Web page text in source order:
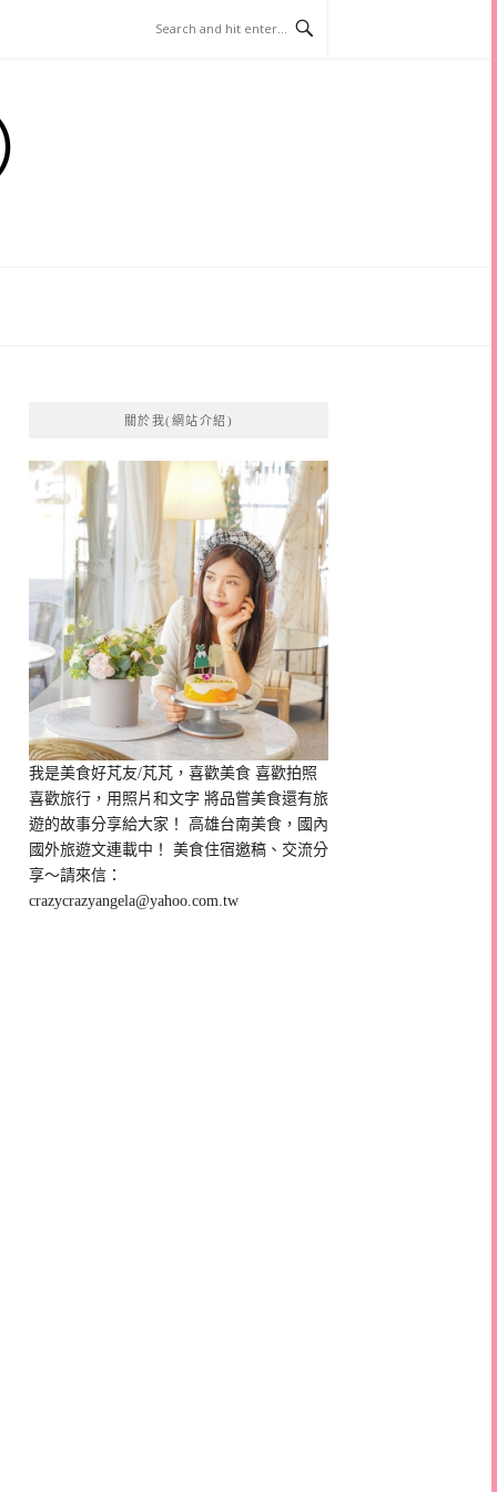
關於我(網站介紹)
我是美食好芃友/芃芃，喜歡美食 喜歡拍照
喜歡旅行，用照片和文字 將品嘗美食還有旅
遊的故事分享給大家！ 高雄台南美食，國內
國外旅遊文連載中！ 美食住宿邀稿、交流分
享～請來信：
crazycrazyangela@yahoo.com.tw